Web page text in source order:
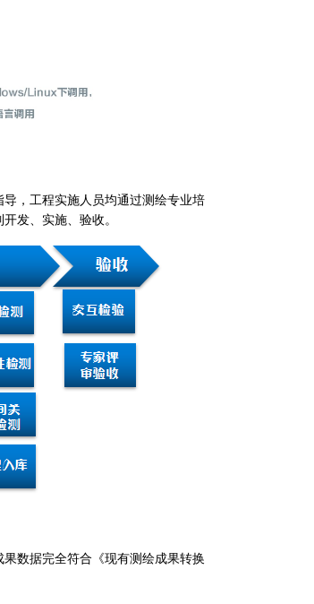
，工程实施人员均通过测绘专业培
发、实施、验收。
数据完全符合《现有测绘成果转换